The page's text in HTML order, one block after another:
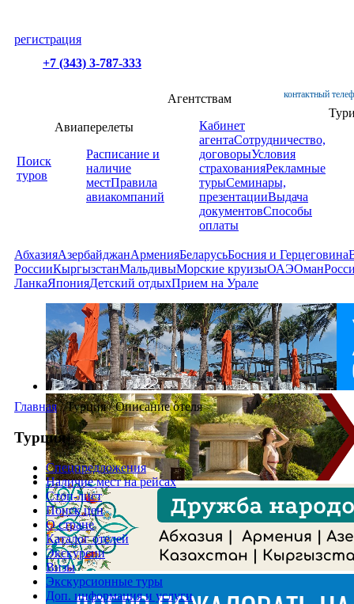
регистрация
+7 (343) 3-787-333
контактный
Поиск
туров
Авиаперелеты
Расписание и
наличие
местПравила
авиакомпаний
Агентствам
Кабинет
агентаСотрудничество,
договорыУсловия
страхованияРекламные
турыСеминары,
презентацииВыдача
документовСпособы
оплаты
АбхазияАзербайджанАрменияБеларусьБосния и Герцеговина
РоссииКыргызстанМальдивыМорские круизыОАЭОман
ЛанкаЯпонияДетский отдыхПрием на Урале
Главная /Турция/Описание отеля
Турция
Спецпредложения
Наличие мест на рейсах
Стоп-лист
Поиск цен
О стране
Каталог отелей
Экскурсии
Визы
Экскурсионные туры
Доп. информация и услуги